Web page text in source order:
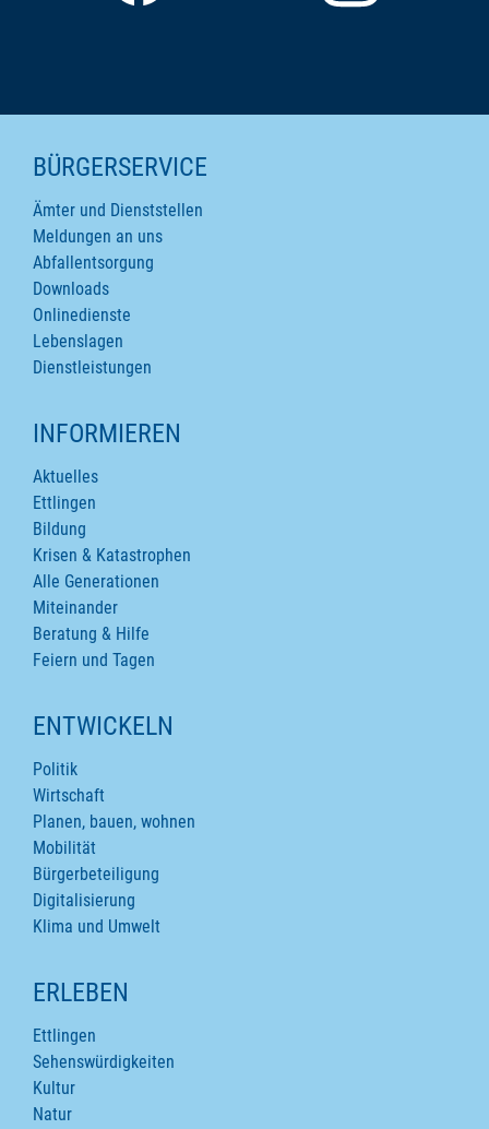
SEITENINHALTE
BÜRGERSERVICE
Ämter und Dienststellen
Meldungen an uns
Abfallentsorgung
Downloads
Onlinedienste
Lebenslagen
Dienstleistungen
INFORMIEREN
Aktuelles
Ettlingen
Bildung
Krisen & Katastrophen
Alle Generationen
Miteinander
Beratung & Hilfe
Feiern und Tagen
ENTWICKELN
Politik
Wirtschaft
Planen, bauen, wohnen
Mobilität
Bürgerbeteiligung
Digitalisierung
Klima und Umwelt
ERLEBEN
Ettlingen
Sehenswürdigkeiten
Kultur
Natur